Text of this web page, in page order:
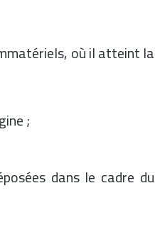
où il atteint la
;
dans le cadre du